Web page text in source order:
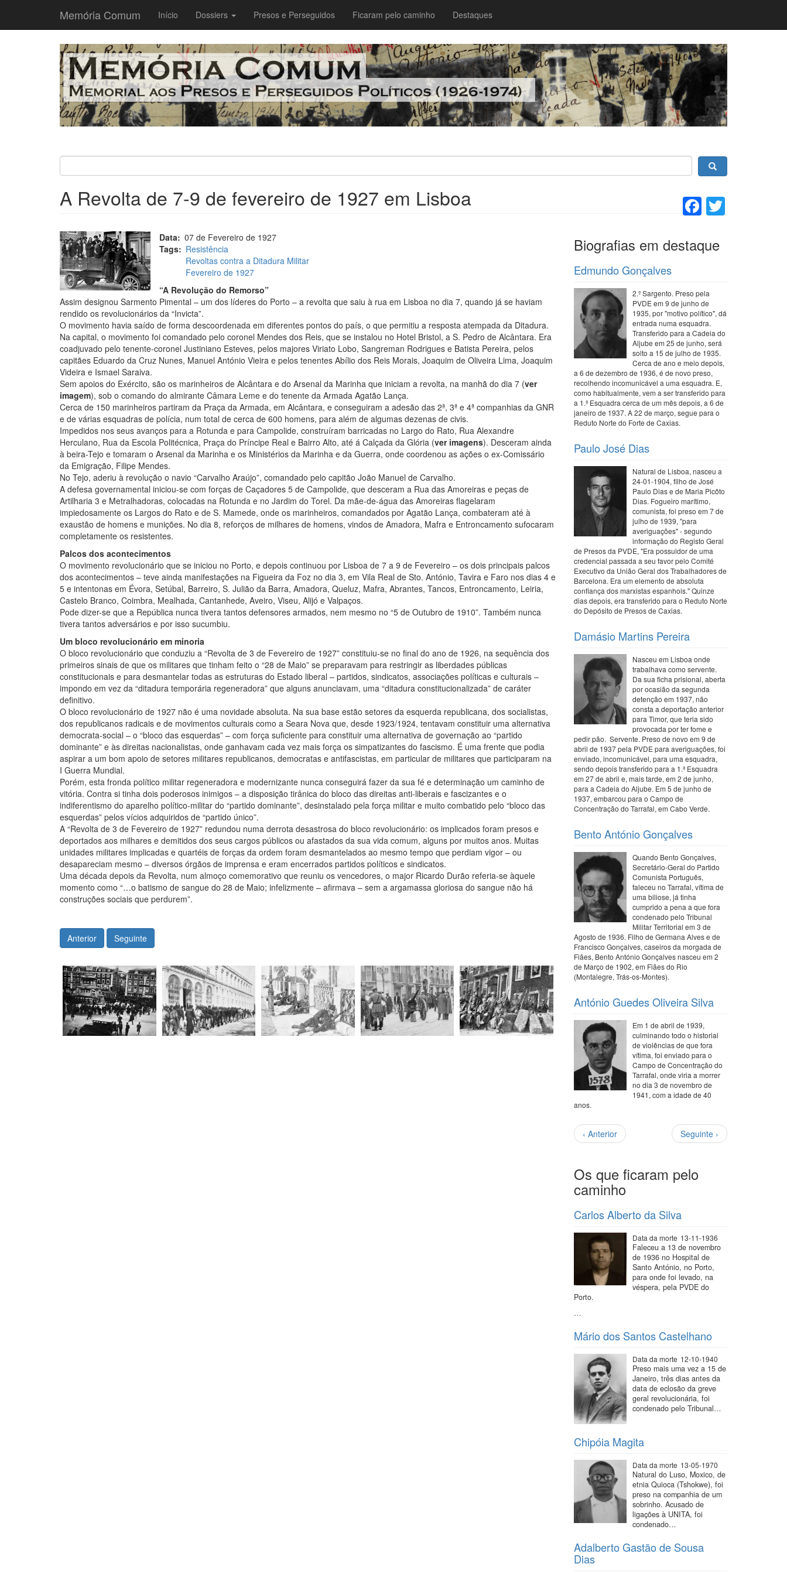
Memória Comum
Main
navigation
Início Dossiers Presos e Perseguidos Ficaram pelo caminho Destaques
Facebook
A Revolta de 7-9 de fevereiro de 1927 em Lisboa
Data
07 de Fevereiro de 1927
Tags
Resistência
Revoltas contra a Ditadura Militar
Fevereiro de 1927
“A Revolução do Remorso”
Assim designou Sarmento Pimental – um dos líderes do Porto – a revolta que saiu à rua em Lisboa no dia 7, quando já se haviam
rendido os revolucionários da “Invicta”.
O movimento havia saído de forma descoordenada em diferentes pontos do país, o que permitiu a resposta atempada da Ditadura.
Na capital, o movimento foi comandado pelo coronel Mendes dos Reis, que se instalou no Hotel Bristol, a S. Pedro de Alcântara. Era
coadjuvado pelo tenente-coronel Justiniano Esteves, pelos majores Viriato Lobo, Sangreman Rodrigues e Batista Pereira, pelos
capitães Eduardo da Cruz Nunes, Manuel António Vieira e pelos tenentes Abílio dos Reis Morais, Joaquim de Oliveira Lima, Joaquim
Videira e Ismael Saraiva.
Sem apoios do Exército, são os marinheiros de Alcântara e do Arsenal da Marinha que iniciam a revolta, na manhã do dia 7 (ver
imagem), sob o comando do almirante Câmara Leme e do tenente da Armada Agatão Lança.
Cerca de 150 marinheiros partiram da Praça da Armada, em Alcântara, e conseguiram a adesão das 2ª, 3ª e 4ª companhias da GNR
e de várias esquadras de polícia, num total de cerca de 600 homens, para além de algumas dezenas de civis.
Impedidos nos seus avanços para a Rotunda e para Campolide, construíram barricadas no Largo do Rato, Rua Alexandre
Herculano, Rua da Escola Politécnica, Praça do Príncipe Real e Bairro Alto, até á Calçada da Glória (ver imagens). Desceram ainda
à beira-Tejo e tomaram o Arsenal da Marinha e os Ministérios da Marinha e da Guerra, onde coordenou as ações o ex-Comissário
da Emigração, Filipe Mendes.
No Tejo, aderiu à revolução o navio “Carvalho Araújo”, comandado pelo capitão João Manuel de Carvalho.
A defesa governamental iniciou-se com forças de Caçadores 5 de Campolide, que desceram a Rua das Amoreiras e peças de
Artilharia 3 e Metralhadoras, colocadas na Rotunda e no Jardim do Torel. Da mãe-de-água das Amoreiras flagelaram
impiedosamente os Largos do Rato e de S. Mamede, onde os marinheiros, comandados por Agatão Lança, combateram até à
exaustão de homens e munições. No dia 8, reforços de milhares de homens, vindos de Amadora, Mafra e Entroncamento sufocaram
completamente os resistentes.
Palcos dos acontecimentos
O movimento revolucionário que se iniciou no Porto, e depois continuou por Lisboa de 7 a 9 de Fevereiro – os dois principais palcos
dos acontecimentos – teve ainda manifestações na Figueira da Foz no dia 3, em Vila Real de Sto. António, Tavira e Faro nos dias 4 e
5 e intentonas em Évora, Setúbal, Barreiro, S. Julião da Barra, Amadora, Queluz, Mafra, Abrantes, Tancos, Entroncamento, Leiria,
Castelo Branco, Coimbra, Mealhada, Cantanhede, Aveiro, Viseu, Alijó e Valpaços.
Pode dizer-se que a República nunca tivera tantos defensores armados, nem mesmo no “5 de Outubro de 1910”. Também nunca
tivera tantos adversários e por isso sucumbiu.
Um bloco revolucionário em minoria
O bloco revolucionário que conduziu a “Revolta de 3 de Fevereiro de 1927” constituiu-se no final do ano de 1926, na sequência dos
primeiros sinais de que os militares que tinham feito o “28 de Maio” se preparavam para restringir as liberdades públicas
constitucionais e para desmantelar todas as estruturas do Estado liberal – partidos, sindicatos, associações políticas e culturais –
impondo em vez da “ditadura temporária regeneradora” que alguns anunciavam, uma “ditadura constitucionalizada” de caráter
definitivo.
O bloco revolucionário de 1927 não é uma novidade absoluta. Na sua base estão setores da esquerda republicana, dos socialistas,
dos republicanos radicais e de movimentos culturais como a Seara Nova que, desde 1923/1924, tentavam constituir uma alternativa
democrata-social – o “bloco das esquerdas” – com força suficiente para constituir uma alternativa de governação ao “partido
dominante” e às direitas nacionalistas, onde ganhavam cada vez mais força os simpatizantes do fascismo. É uma frente que podia
aspirar a um bom apoio de setores militares republicanos, democratas e antifascistas, em particular de militares que participaram na
I Guerra Mundial.
Porém, esta fronda político militar regeneradora e modernizante nunca conseguirá fazer da sua fé e determinação um caminho de
vitória. Contra si tinha dois poderosos inimigos – a disposição tirânica do bloco das direitas anti-liberais e fascizantes e o
indiferentismo do aparelho político-militar do “partido dominante”, desinstalado pela força militar e muito combatido pelo “bloco das
esquerdas” pelos vícios adquiridos de “partido único”.
A “Revolta de 3 de Fevereiro de 1927” redundou numa derrota desastrosa do bloco revolucionário: os implicados foram presos e
deportados aos milhares e demitidos dos seus cargos públicos ou afastados da sua vida comum, alguns por muitos anos. Muitas
unidades militares implicadas e quartéis de forças da ordem foram desmantelados ao mesmo tempo que perdiam vigor – ou
desapareciam mesmo – diversos órgãos de imprensa e eram encerrados partidos políticos e sindicatos.
Uma década depois da Revolta, num almoço comemorativo que reuniu os vencedores, o major Ricardo Durão referia-se àquele
momento como “…o batismo de sangue do 28 de Maio; infelizmente – afirmava – sem a argamassa gloriosa do sangue não há
construções sociais que perdurem”.
Anterior Seguinte
Biografias em destaque
Edmundo Gonçalves
2.º Sargento. Preso pela
PVDE em 9 de junho de
1935, por "motivo político", dá
entrada numa esquadra.
Transferido para a Cadeia do
Aljube em 25 de junho, será
solto a 15 de julho de 1935.
Cerca de ano e meio depois,
a 6 de dezembro de 1936, é de novo preso,
recolhendo incomunicável a uma esquadra. E,
como habitualmente, vem a ser transferido para
a 1.ª Esquadra cerca de um mês depois, a 6 de
janeiro de 1937. A 22 de março, segue para o
Reduto Norte do Forte de Caxias.
Paulo José Dias
Natural de Lisboa, nasceu a
24-01-1904, filho de José
Paulo Dias e de Maria Picôto
Dias. Fogueiro marítimo,
comunista, foi preso em 7 de
julho de 1939, "para
averiguações" - segundo
informação do Registo Geral
de Presos da PVDE, "Era possuidor de uma
credencial passada a seu favor pelo Comité
Executivo da União Geral dos Trabalhadores de
Barcelona. Era um elemento de absoluta
confiança dos marxistas espanhois." Quinze
dias depois, era transferido para o Reduto Norte
do Depósito de Presos de Caxias.
Damásio Martins Pereira
Nasceu em Lisboa onde
trabalhava como servente.
Da sua ficha prisional, aberta
por ocasião da segunda
detenção em 1937, não
consta a deportação anterior
para Timor, que teria sido
provocada por ter fome e
pedir pão. Servente. Preso de novo em 9 de
abril de 1937 pela PVDE para averiguações, foi
enviado, incomunicável, para uma esquadra,
sendo depois transferido para a 1.ª Esquadra
em 27 de abril e, mais tarde, em 2 de junho,
para a Cadeia do Aljube. Em 5 de junho de
1937, embarcou para o Campo de
Concentração do Tarrafal, em Cabo Verde.
Bento António Gonçalves
Quando Bento Gonçalves,
Secretário-Geral do Partido
Comunista Português,
faleceu no Tarrafal, vítima de
uma biliose, já tinha
cumprido a pena a que fora
condenado pelo Tribunal
Militar Territorial em 3 de
Agosto de 1936. Filho de Germana Alves e de
Francisco Gonçalves, caseiros da morgada de
Fiães, Bento António Gonçalves nasceu em 2
de Março de 1902, em Fiães do Rio
(Montalegre, Trás-os-Montes).
António Guedes Oliveira Silva
Em 1 de abril de 1939,
culminando todo o historial
de violências de que fora
vítima, foi enviado para o
Campo de Concentração do
Tarrafal, onde viria a morrer
no dia 3 de novembro de
1941, com a idade de 40
anos.
Paginação
Página
anterior
‹ Anterior
Próxima
página
Seguinte ›
Os que ficaram pelo
caminho
Carlos Alberto da Silva
Data da morte 13-11-1936
Faleceu a 13 de novembro
de 1936 no Hospital de
Santo António, no Porto,
para onde foi levado, na
véspera, pela PVDE do
Porto.
…
Mário dos Santos Castelhano
Data da morte 12-10-1940
Preso mais uma vez a 15 de
Janeiro, três dias antes da
data de eclosão da greve
geral revolucionária, foi
condenado pelo Tribunal…
Chipóia Magita
Data da morte 13-05-1970
Natural do Luso, Moxico, de
etnia Quioca (Tshokwe), foi
preso na companhia de um
sobrinho. Acusado de
ligações à UNITA, foi
condenado…
Adalberto Gastão de Sousa
Dias